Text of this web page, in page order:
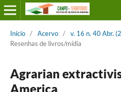
Início / Acervo / v. 16 n. 40 Abr.
Resenhas de livros/mídia
Agrarian
America